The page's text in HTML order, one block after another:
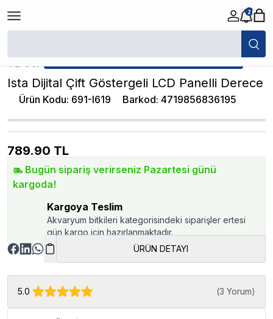
2
/ Ista Dijital Çift Göstergeli LCD Panelli Derece
★ Atakan Petshop, Ista yetkili satıcısıdır.
Ista Dijital Çift Göstergeli LCD Panelli Derece
Ürün Kodu: 691-I619 Barkod: 4719856836195
789.90 TL
Bugün sipariş verirseniz Pazartesi günü
kargoda!
Kargoya Teslim
Akvaryum bitkileri kategorisindeki siparişler ertesi
gün kargo için hazırlanmaktadır.
ÜRÜN DETAYI
5.0 (3 Yorum)